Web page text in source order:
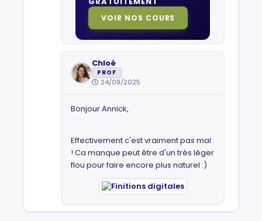
VOIR NOS COURS
Chloé
PROF
24/09/2025
Bonjour Annick,
Effectivement c'est vraiment pas mal
! Ca manque peut être d'un très léger
flou pour faire encore plus naturel :)